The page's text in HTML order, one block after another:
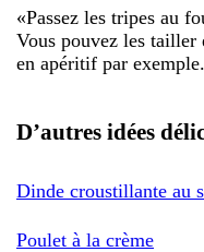
«Passez les tripes au
Vous pouvez les
en apéritif par exemple.
D’autres idées
Dinde croustillante au
Poulet à la crème